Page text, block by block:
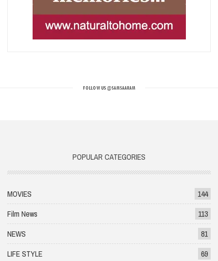
FOLLOW US@SAMSAARAM
POPULAR CATEGORIES
MOVIES
144
Film News
113
NEWS
81
LIFE STYLE
69